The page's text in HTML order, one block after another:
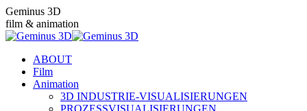
Zum
Inhalt
springen
Geminus 3D
film & animation
ABOUT
Film
Animation
3D INDUSTRIE-VISUALISIERUNGEN
PROZESSVISUALISIERUNGEN